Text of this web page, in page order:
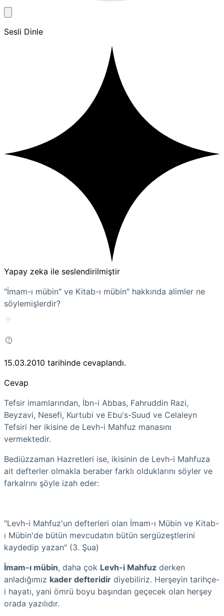
Sesli Dinle
Yapay zeka ile seslendirilmiştir
"İmam-ı mübin" ve Kitab-ı mübin" hakkında alimler ne
söylemişlerdir?
15.03.2010 tarihinde cevaplandı.
Cevap
Tefsir imamlarından, İbn-i Abbas, Fahruddin Razi,
Beyzavi, Nesefi, Kurtubi ve Ebu's-Suud ve Celaleyn
Tefsiri her ikisine de Levh-i Mahfuz manasını
vermektedir.
Bediüzzaman Hazretleri ise, ikisinin de Levh-i Mahfuza
ait defterler olmakla beraber farklı olduklarını söyler ve
farkalrını şöyle izah eder:
"Levh-i Mahfuz'un defterleri olan İmam-ı Mübin ve Kitab-
ı Mübin'de bütün mevcudatın bütün sergüzeştlerini
kaydedip yazan" (3. Şua)
İmam-ı mübin, daha çok Levh-i Mahfuz derken
anladığımız kader defteridir diyebiliriz. Herşeyin tarihçe-
i hayatı, yani ömrü boyu başından geçecek olan herşey
orada yazılıdır.